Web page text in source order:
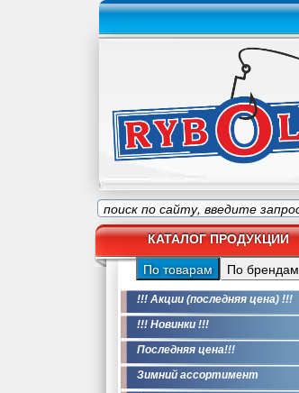
КАТАЛОГ ПРОДУКЦИИ
По товарам По брендам
!!! Акции (последняя цена) !!!
!!! Новинки !!!
Последняя цена!!!
Зимний ассортимент